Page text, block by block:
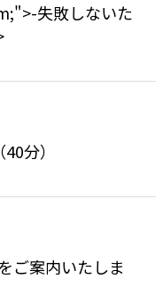
失敗しないた
分）
ご案内いたしま